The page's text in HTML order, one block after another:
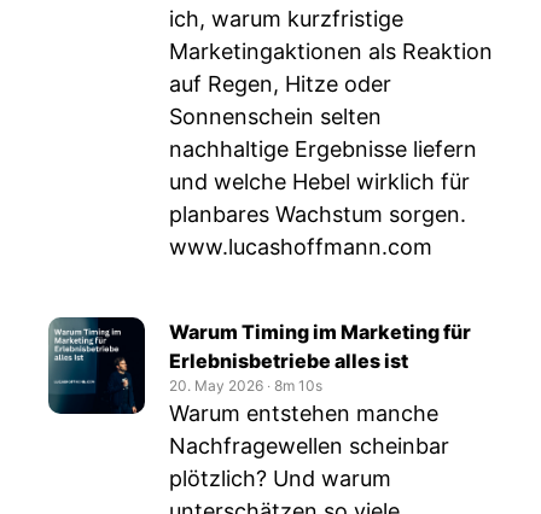
ich, warum kurzfristige
Marketingaktionen als Reaktion
auf Regen, Hitze oder
Sonnenschein selten
nachhaltige Ergebnisse liefern
und welche Hebel wirklich für
planbares Wachstum sorgen.
www.lucashoffmann.com
Warum Timing im Marketing für
Erlebnisbetriebe alles ist
20. May 2026 ‧ 8m 10s
Warum entstehen manche
Nachfragewellen scheinbar
plötzlich? Und warum